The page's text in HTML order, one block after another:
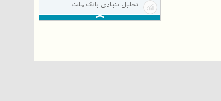
تحلیل بنیادی بانک ملت